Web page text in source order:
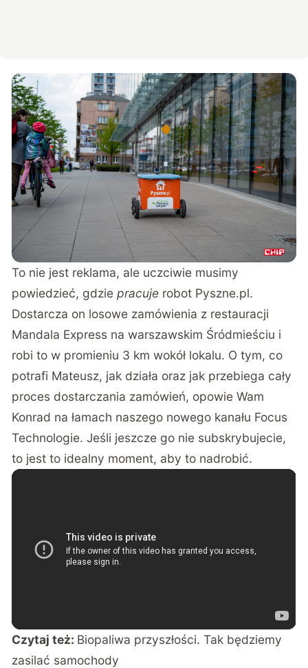
To nie jest reklama, ale uczciwie musimy
powiedzieć, gdziepracuje robot Pyszne.pl.
Dostarcza on losowe zamówienia z restauracji
Mandala Express na warszawskim Śródmieściu i
robi to w promieniu 3 km wokół lokalu. O tym, co
potrafi Mateusz, jak działa oraz jak przebiega cały
proces dostarczania zamówień, opowie Wam
Konrad na łamach naszego nowego kanału Focus
Technologie. Jeśli jeszcze go nie subskrybujecie,
to jest to idealny moment, aby to nadrobić.
Czytaj też: Biopaliwa przyszłości. Tak będziemy
zasilać samochody